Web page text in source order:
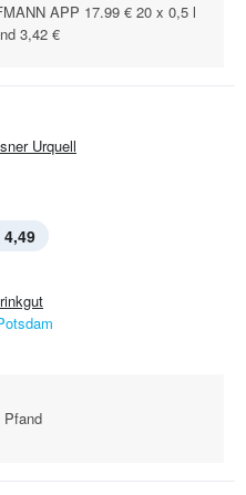
APP 17.99 € 20 x 0,5 l
3,42 €
Urquell
4,49